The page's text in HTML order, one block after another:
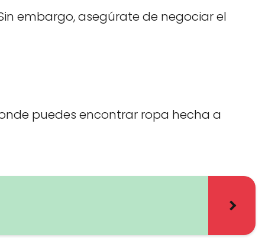
embargo, asegúrate de negociar el
puedes encontrar ropa hecha a